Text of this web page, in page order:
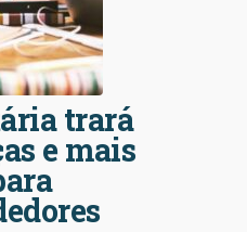
trará
e mais